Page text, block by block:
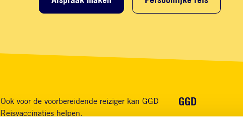
Voet
GGD
Over ons
Ook voor de voorbereidende reiziger kan GGD
Reisvaccinaties helpen.